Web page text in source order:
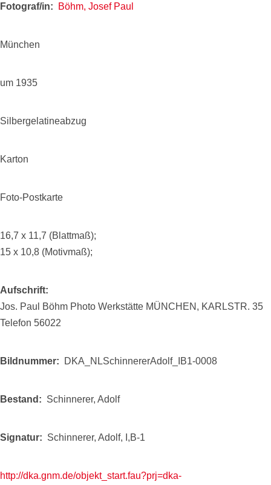
Fotograf/in
Böhm, Josef Paul
München
um 1935
Silbergelatineabzug
Karton
Foto-Postkarte
16,7 x 11,7 (Blattmaß);
15 x 10,8 (Motivmaß);
Aufschrift
Jos. Paul Böhm Photo Werkstätte MÜNCHEN, KARLSTR. 35
Telefon 56022
Bildnummer DKA_NLSchinnererAdolf_IB1-0008
Bestand Schinnerer, Adolf
Signatur Schinnerer, Adolf, I,B-1
http://dka.gnm.de/objekt_start.fau?prj=dka-